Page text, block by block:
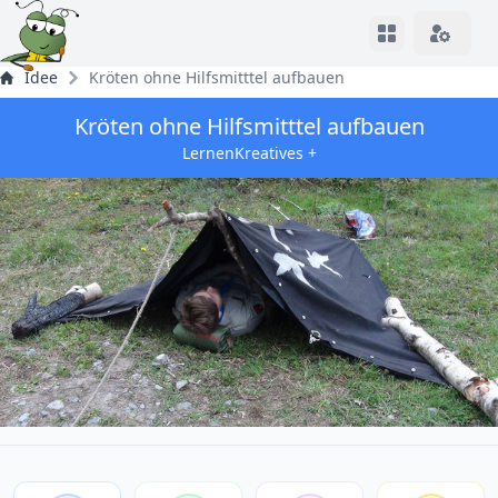
View
Idee Kröten ohne Hilfsmitttel aufbauen
Kröten ohne Hilfsmitttel aufbauen
LernenKreatives +